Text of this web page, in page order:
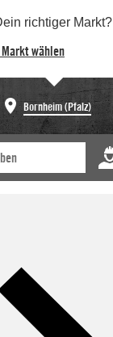
richtiger Markt?
wählen
Bornheim (Pfalz)